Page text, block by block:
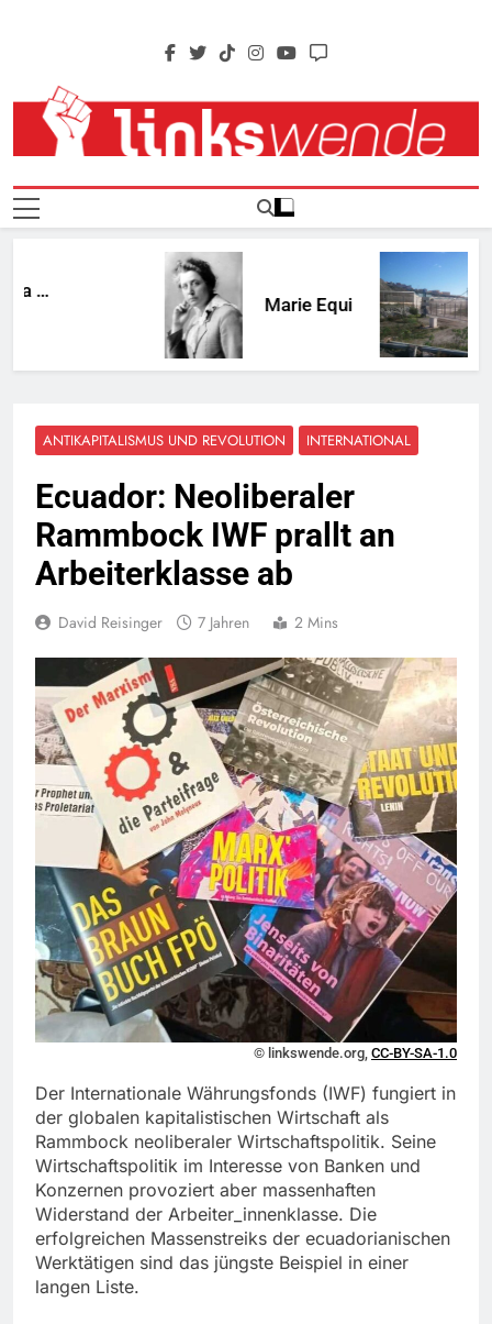
Linkswende Jetzt!
Marie Equi
ANTIKAPITALISMUS UND REVOLUTION INTERNATIONAL
Ecuador: Neoliberaler
Rammbock IWF prallt an
Arbeiterklasse ab
David Reisinger 7 Jahren 2 Mins
© linkswende.org, CC-BY-SA-1.0
Der Internationale Währungsfonds (IWF) fungiert in
der globalen kapitalistischen Wirtschaft als
Rammbock neoliberaler Wirtschaftspolitik. Seine
Wirtschaftspolitik im Interesse von Banken und
Konzernen provoziert aber massenhaften
Widerstand der Arbeiter_innenklasse. Die
erfolgreichen Massenstreiks der ecuadorianischen
Werktätigen sind das jüngste Beispiel in einer
langen Liste.